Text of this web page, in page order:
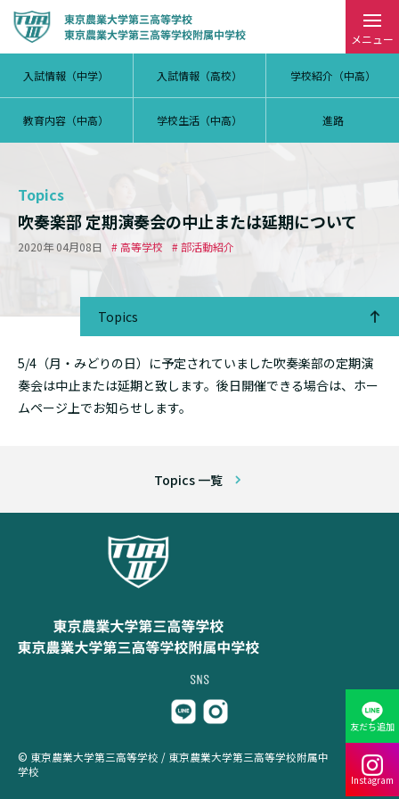
Instagram
友だち追加
入試情報（中学） 入試情報（高校） 学校紹介（中高）
教育内容（中高） 学校生活（中高） 進路
メニュー
Topics
吹奏楽部 定期演奏会の中止または延期について
2020年 04月08日 # 高等学校 # 部活動紹介
Topics
5/4（月・みどりの日）に予定されていました吹奏楽部の定期演
奏会は中止または延期と致します。後日開催できる場合は、ホー
ムページ上でお知らせします。
Topics 一覧
© 東京農業大学第三高等学校 / 東京農業大学第三高等学校附属中
学校